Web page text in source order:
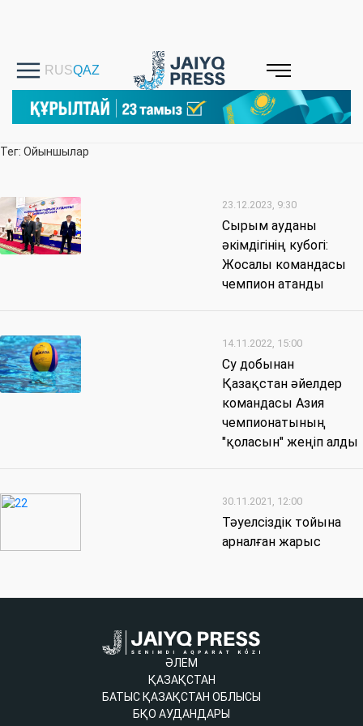
Тег: Ойыншылар
23.12.2023, 9:30
Сырым ауданы
әкімдігінің кубогі:
Жосалы командасы
чемпион атанды
14.11.2022, 15:00
Су добынан
Қазақстан әйелдер
командасы Азия
чемпионатының
"қоласын" жеңіп алды
30.11.2021, 12:00
Тәуелсіздік тойына
арналған жарыс
ӘЛЕМ
ҚАЗАҚСТАН
БАТЫС ҚАЗАҚСТАН ОБЛЫСЫ
БҚО АУДАНДАРЫ